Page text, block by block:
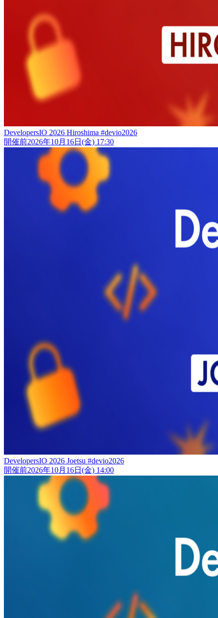
DevelopersIO 2026 Hiroshima #devio2026
開催前2026年10月16日(金) 17:30
DevelopersIO 2026 Joetsu #devio2026
開催前2026年10月16日(金) 14:00